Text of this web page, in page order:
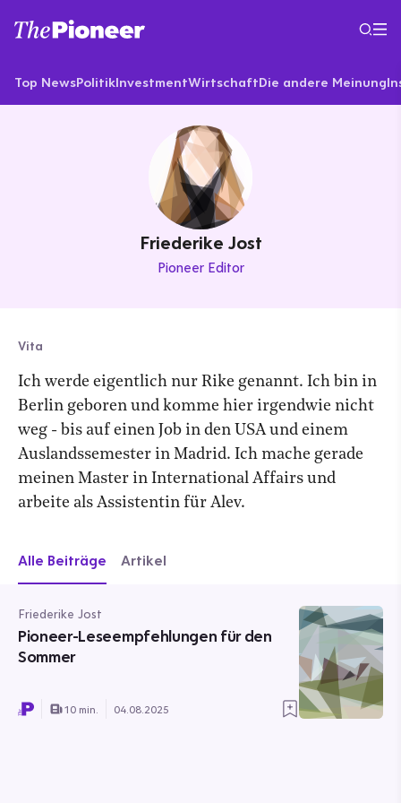
Top NewsPolitikInvestmentWirtschaftDie andere Meinung
Friederike Jost
Pioneer Editor
Vita
Ich werde eigentlich nur Rike genannt. Ich bin in
Berlin geboren und komme hier irgendwie nicht
weg - bis auf einen Job in den USA und einem
Auslandssemester in Madrid. Ich mache gerade
meinen Master in International Affairs und
arbeite als Assistentin für Alev.
Alle Beiträge Artikel
Friederike Jost
Pioneer-Leseempfehlungen für den
Sommer
10 min. 04.08.2025